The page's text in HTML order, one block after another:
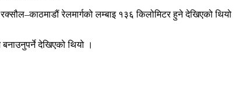
रेलमार्गको लम्बाइ १३६ किलोमिटर हुने देखिएको थियो
देखिएको थियो ।